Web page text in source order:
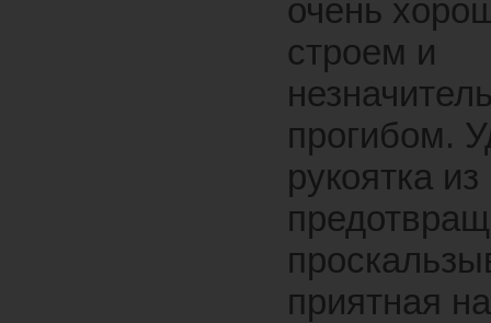
очень
строем и
прогибом.
рукоятка
приятная